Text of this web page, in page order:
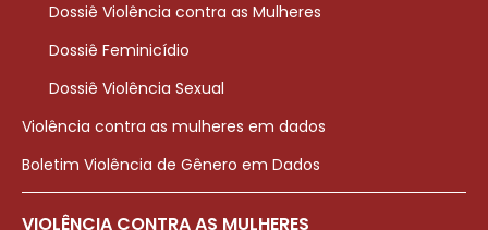
Dossiê Violência contra as Mulheres
Dossiê Feminicídio
Dossiê Violência Sexual
Violência contra as mulheres em dados
Boletim Violência de Gênero em Dados
VIOLÊNCIA CONTRA AS MULHERES